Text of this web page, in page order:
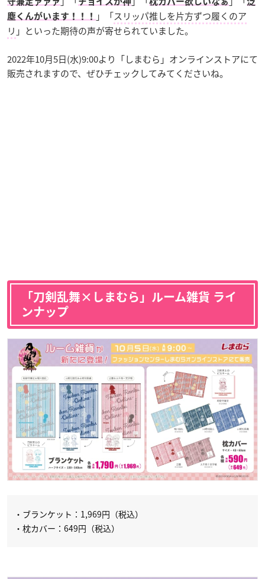
塵くんがいます！！！
」「スリッパ推しを片方ずつ履くのア
リ 」といった期待の声が寄せられていました。
2022年10月5日(水)9:00より「しまむら」オンラインストアにて
販売されますので、ぜひチェックしてみてくださいね。
「刀剣乱舞×しまむら」ルーム雑貨 ライ
ンナップ
・ブランケット：1,969円（税込）
・枕カバー：649円（税込）